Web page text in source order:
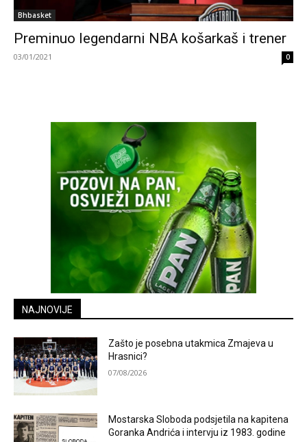
Bhbasket
Preminuo legendarni NBA košarkaš i trener
03/01/2021 0
NAJNOVIJE
Zašto je posebna utakmica Zmajeva u
Hrasnici?
07/08/2026
Mostarska Sloboda podsjetila na kapitena
Goranka Andrića i intervju iz 1983. godine